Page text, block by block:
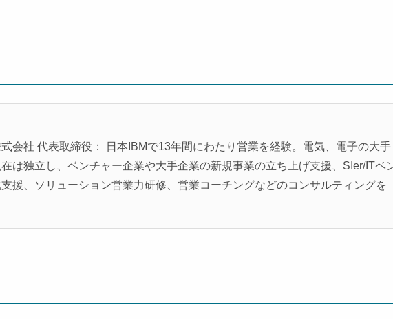
会社 代表取締役： 日本IBMで13年間にわたり営業を経験。電気、電子の大手
は独立し、ベンチャー企業や大手企業の新規事業の立ち上げ支援、SIer/ITベ
援、ソリューション営業力研修、営業コーチングなどのコンサルティングを